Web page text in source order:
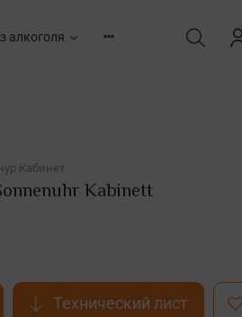
алкоголя
Кабинет
Kabinett
Технический лист